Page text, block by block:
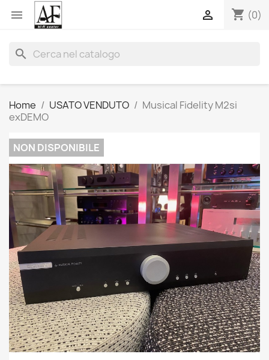
 shopping_cart (0)

search
Home USATO VENDUTO
Musical Fidelity M2si
exDEMO
NON DISPONIBILE